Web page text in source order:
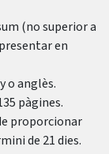
(no superior a
en
o anglès.
pàgines.
proporcionar
de 21 dies.